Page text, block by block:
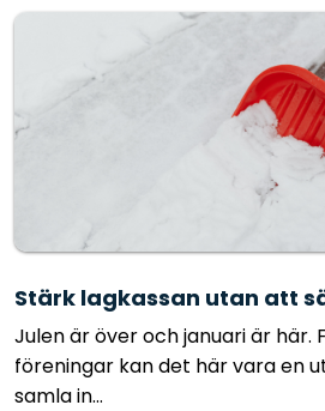
Stärk lagkassan utan att
Julen är över och januari är här.
föreningar kan det här vara en
samla in...